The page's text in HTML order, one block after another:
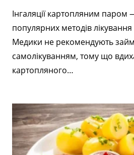
Інгаляції картопляним паром
популярних методів
Медики не рекомендують
самолікуванням, тому що
картопляного…